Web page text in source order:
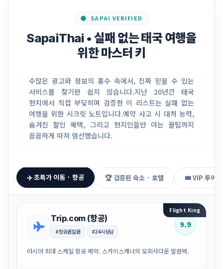
SAPAI VERIFIED
SapaiThai • 실패 없는 태국 여행을
위한 마스터 키
수많은 광고와 정보의 홍수 속에서, 진짜 믿을 수 있는
서비스를 찾기란 쉽지 않습니다.지난 20년간 태국
현지에서 직접 부딪히며 검증한 이 리스트는 실패 없는
여행을 위한 시크릿 노트입니다.예약 사고 시 대처 능력,
숨겨진 할인 혜택, 그리고 현지인들만 아는 꿀팁까지
꼼꼼하게 따져 엄선했습니다.
✈️ 초특가 이동 · 항공 🏆 검증된 숙소 · 호텔 🎟️ VIP 투어 ·
Flight King
Trip.com (항공)
#항공권발권 #24시상담
9.9
아시아 최대 스케일 항공 예약. 스카이스캐너의 모회사다운 발권력.